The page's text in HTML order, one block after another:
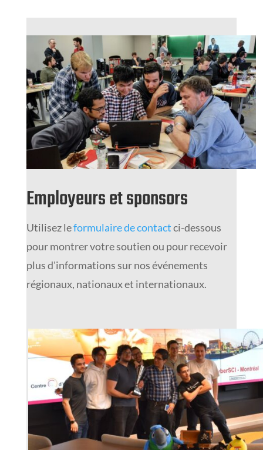
Employeurs et sponsors
Utilisez leformulaire de contactci-dessous
pour montrer votre soutien ou pour recevoir
plus d'informations sur nos événements
régionaux, nationaux et internationaux.